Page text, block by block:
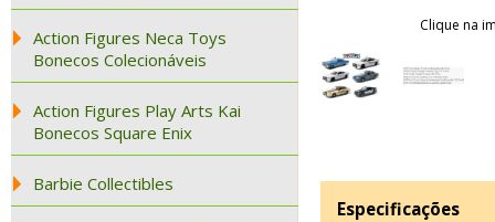
Action Figures Neca Toys
Bonecos Colecionáveis
Action Figures Play Arts Kai
Bonecos Square Enix
Barbie Collectibles
Clique na
Especificações